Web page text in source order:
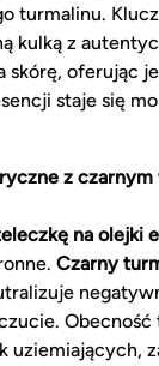
turmalinu.
kulką z
oferując
staje się
z
na olejki
Czarny
uziemiających,